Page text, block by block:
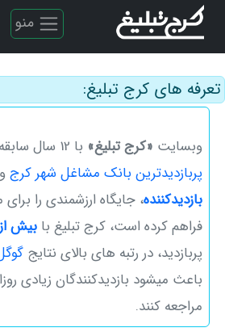
منو
تعرفه های کرج تبلیغ:
وبسایت «کرج تبلیغ» با 12 سال سابقه ی فعالیت به عنوان
پربازدیدترین بانک مشاغل شهر کرج
بازدیدکننده، ‌جایگاه ارزشمندی را
فراهم کرده است، کرج تبلیغ با بیش از 3000 کلمه
پربازدید، در رتبه های بالای نتایج
باعث میشود بازدیدکنندگان زیادی
مراجعه کنند.